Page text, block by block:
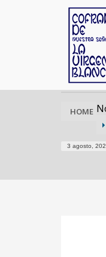
HOME
3 agosto,